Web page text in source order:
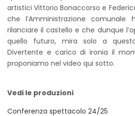
artistici Vittorio Bonaccorso e
che l’Amministrazione comunale
rilanciare il castello e che dunque
quello futuro, mira solo a
Divertente e carico di ironia il
proponiamo nel video qui sotto.
Vedi le produzioni
Conferenza spettacolo 24/25